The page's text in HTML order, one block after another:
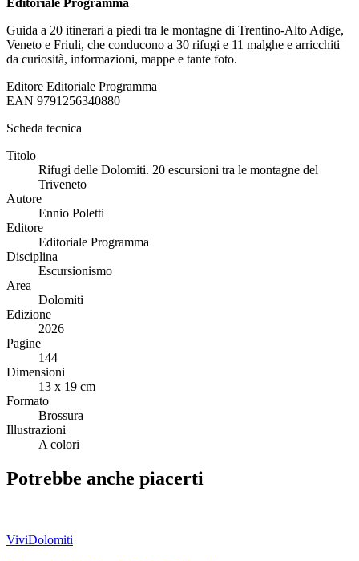
Editoriale Programma
Guida a 20 itinerari a piedi tra le montagne di Trentino-Alto Adige,
Veneto e Friuli, che conducono a 30 rifugi e 11 malghe e arricchiti
da curiosità, informazioni, mappe e tante foto.
Editore Editoriale Programma
EAN 9791256340880
Scheda tecnica
Titolo
Rifugi delle Dolomiti. 20 escursioni tra le montagne del
Triveneto
Autore
Ennio Poletti
Editore
Editoriale Programma
Disciplina
Escursionismo
Area
Dolomiti
Edizione
2026
Pagine
144
Dimensioni
13 x 19 cm
Formato
Brossura
Illustrazioni
A colori
Potrebbe anche piacerti
ViviDolomiti